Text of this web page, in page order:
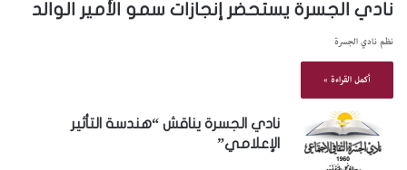
نادي الجسرة يستحضر إنجازات سمو الأمير الوالد
نظم نادي الجسرة
أكمل القراءة »
نادي الجسرة يناقش “هندسة التأثير
الإعلامي”